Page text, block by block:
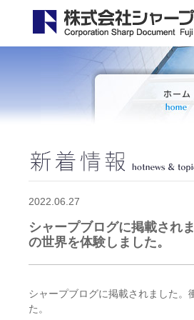
2022.06.27
シャープブログに掲載され
の世界を体験しました。
シャープブログに掲載されました
た。